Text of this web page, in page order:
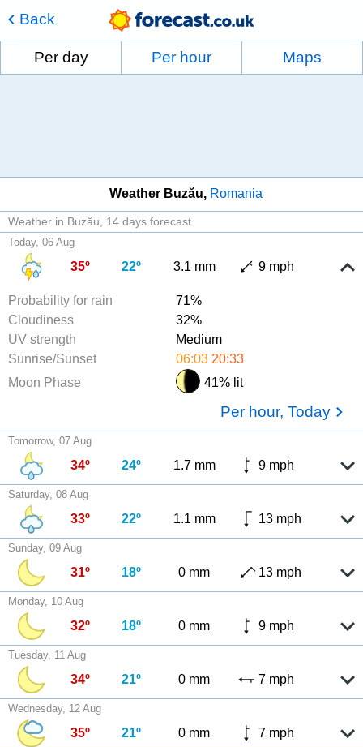
Back
Per day Per hour Maps
Weather Buzău Romania
Weather in Buzău 14 days forecast
Today, 06 Aug
35º 22º 3.1 mm 9 mph
Probability for rain
71%
Cloudiness
32%
UV strength
Medium
Sunrise/Sunset
06:03 20:33
Moon Phase
41% lit
Per hour, Today
Tomorrow, 07 Aug
34º 24º 1.7 mm 9 mph
Saturday, 08 Aug
33º 22º 1.1 mm 13 mph
Sunday, 09 Aug
31º 18º 0 mm 13 mph
Monday, 10 Aug
32º 18º 0 mm 9 mph
Tuesday, 11 Aug
34º 21º 0 mm 7 mph
Wednesday, 12 Aug
35º 21º 0 mm 7 mph